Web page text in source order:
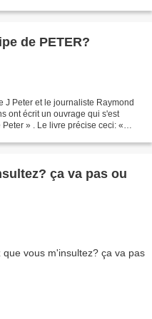
de PETER?
Peter et le journaliste Raymond
ont écrit un ouvrage qui s'est
» . Le livre précise ceci: «
ça va pas ou